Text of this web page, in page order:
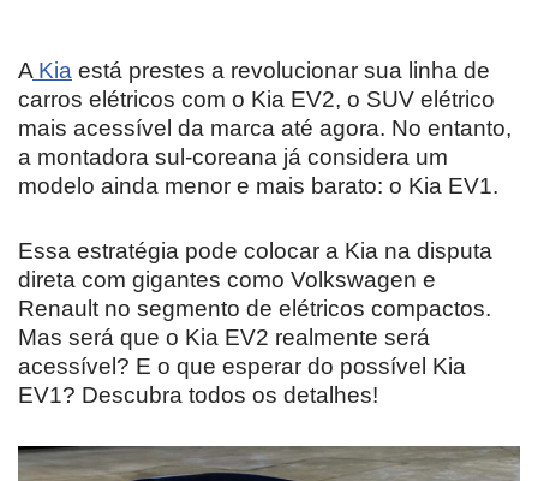
A Kia está prestes a revolucionar sua linha de
carros elétricos com o Kia EV2, o SUV elétrico
mais acessível da marca até agora. No entanto,
a montadora sul-coreana já considera um
modelo ainda menor e mais barato: o Kia EV1.
Essa estratégia pode colocar a Kia na disputa
direta com gigantes como Volkswagen e
Renault no segmento de elétricos compactos.
Mas será que o Kia EV2 realmente será
acessível? E o que esperar do possível Kia
EV1? Descubra todos os detalhes!